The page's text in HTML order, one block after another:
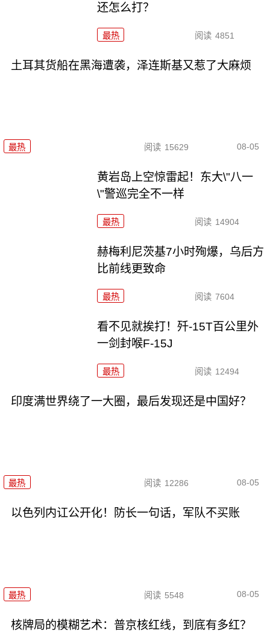
还怎么打？
最热 阅读 4851
土耳其货船在黑海遭袭，泽连斯基又惹了大麻烦
最热 阅读 15629 08-05
黄岩岛上空惊雷起！东大\"八一
\"警巡完全不一样
最热 阅读 14904
赫梅利尼茨基7小时殉爆，乌后方
比前线更致命
最热 阅读 7604
看不见就挨打！歼-15T百公里外
一剑封喉F-15J
最热 阅读 12494
印度满世界绕了一大圈，最后发现还是中国好？
最热 阅读 12286 08-05
以色列内讧公开化！防长一句话，军队不买账
最热 阅读 5548 08-05
核牌局的模糊艺术：普京核红线，到底有多红？